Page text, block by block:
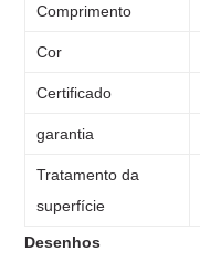
Comprimento
Cor
Certificado
garantia
Tratamento da
superfície
Desenhos